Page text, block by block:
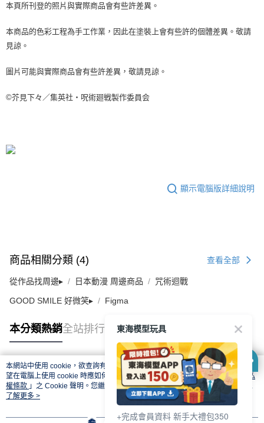
本頁所刊登的照片與實際商品會有些許差異。
本商品的色彩工程為手工作業，因此在塗裝上會有些許的個體差異。敬請
見諒。
圖片可能與實際商品會有些許差異，敬請見諒。
©芥見下々／集英社・呪術廻戦製作委員会
顯示電腦版詳細說明
商品相關分類 (4) 查看全部
從作品找周邊▸ 日本動漫 周邊商品 咒術迴戰
GOOD SMILE 好微笑▸ Figma
本分類熱銷全站排行
熱門標籤
本網站中使用 cookie，欲查詢有關本網站使用 cookie 方式之詳情，及若您不希
望在電腦上使用 cookie 時應如何變更電腦的 cookie 設定，請參閱本網站「
隱私
權條款 」之 Cookie 聲明。您繼續使用本網站即表示您同意本公司得按本網站使
用條款之 Cookie 聲明使用 cookie。
了解更多 >
東海模型玩具
+完成會員資料 新手大禮包350